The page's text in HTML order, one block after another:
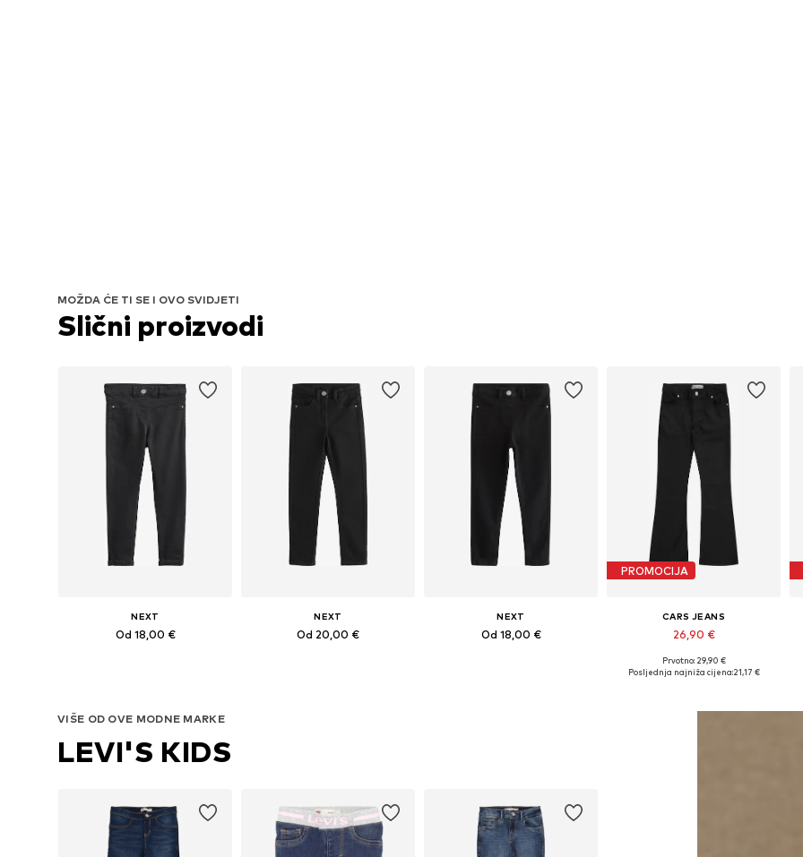
MOŽDA ĆE TI SE I OVO SVIDJETI
Slični proizvodi
NEXT
Od 18,00 €
NEXT
Od 20,00 €
NEXT
Od 18,00 €
PROMOCIJA
CARS JEANS
26,90 €
Dostupno u više veličina
Prvotno: 29,90 €
Posljednja najniža cijena:21,17 €
VIŠE OD OVE MODNE MARKE
LEVI'S KIDS